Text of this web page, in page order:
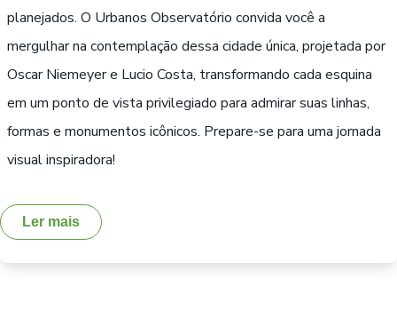
planejados. O Urbanos Observatório convida você a
mergulhar na contemplação dessa cidade única, projetada por
Oscar Niemeyer e Lucio Costa, transformando cada esquina
em um ponto de vista privilegiado para admirar suas linhas,
formas e monumentos icônicos. Prepare-se para uma jornada
visual inspiradora!
Ler mais